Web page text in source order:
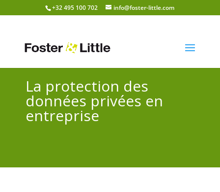
+32 495 100 702 info@foster-little.com
La protection des
données privées en
entreprise